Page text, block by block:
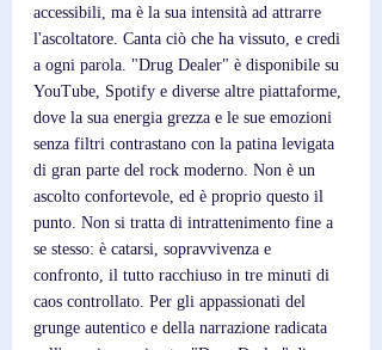
accessibili, ma è la sua intensità ad attrarre
l'ascoltatore. Canta ciò che ha vissuto, e credi
a ogni parola. "Drug Dealer" è disponibile su
YouTube, Spotify e diverse altre piattaforme,
dove la sua energia grezza e le sue emozioni
senza filtri contrastano con la patina levigata
di gran parte del rock moderno. Non è un
ascolto confortevole, ed è proprio questo il
punto. Non si tratta di intrattenimento fine a
se stesso: è catarsi, sopravvivenza e
confronto, il tutto racchiuso in tre minuti di
caos controllato. Per gli appassionati del
grunge autentico e della narrazione radicata